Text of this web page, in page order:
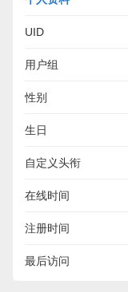
UID
用户组
性别
生日
自定义头衔
在线时间
注册时间
最后访问